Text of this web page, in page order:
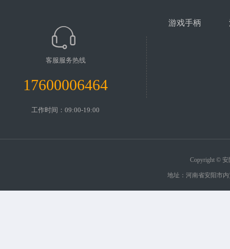
客服服务热线
17600006464
工作时间：09:00-19:00
游戏手柄
Copyright ©
地址：河南省安阳市